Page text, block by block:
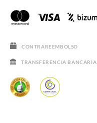
CONTRAREEMBOLSO
TRANSFERENCIA BANCARIA